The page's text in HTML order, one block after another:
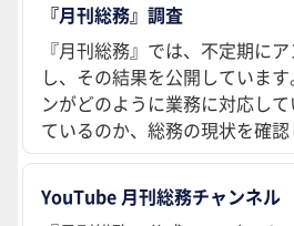
『月刊総務』調査
『月刊総務』では、不定期に
し、その結果を公開していま
ンがどのように業務に対応し
ているのか、総務の現状を確認
YouTube 月刊総務チャンネル